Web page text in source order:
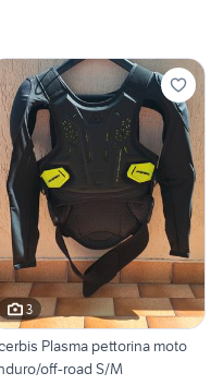
3
Plasma pettorina moto
enduro/off-road S/M